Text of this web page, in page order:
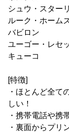
シュウ・スター
ルーク・ホーム
バビロン
ユーゴー・レセ
キューコ
[特徴]
・ほとんど全て
しい！
・携帯電話や携
・裏面からプリ